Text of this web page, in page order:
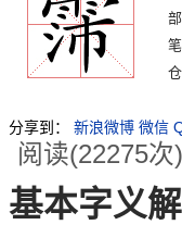
部
笔
仓
分享到： 新浪微博 微信
阅读(22275次)
基本字义